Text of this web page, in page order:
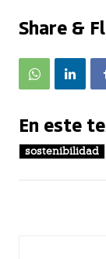
Share &
En este
sostenibilidad